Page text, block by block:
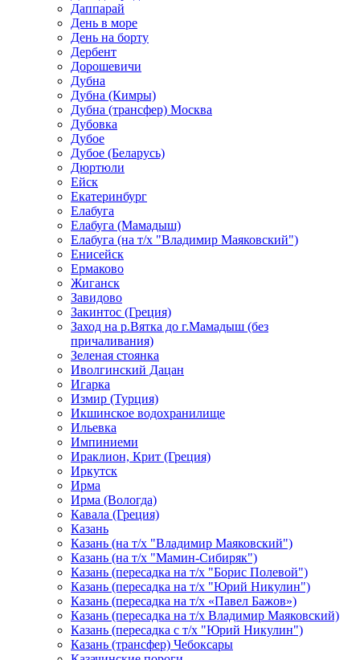
Даппарай
День в море
День на борту
Дербент
Дорошевичи
Дубна
Дубна (Кимры)
Дубна (трансфер) Москва
Дубовка
Дубое
Дубое (Беларусь)
Дюртюли
Ейск
Екатеринбург
Елабуга
Елабуга (Мамадыш)
Елабуга (на т/х "Владимир Маяковский")
Енисейск
Ермаково
Жиганск
Завидово
Закинтос (Греция)
Заход на р.Вятка до г.Мамадыш (без
причаливания)
Зеленая стоянка
Иволгинский Дацан
Игарка
Измир (Турция)
Икшинское водохранилище
Ильевка
Импиниеми
Ираклион, Крит (Греция)
Иркутск
Ирма
Ирма (Вологда)
Кавала (Греция)
Казань
Казань (на т/х "Владимир Маяковский")
Казань (на т/х "Мамин-Сибиряк")
Казань (пересадка на т/х "Борис Полевой")
Казань (пересадка на т/х "Юрий Никулин")
Казань (пересадка на т/х «Павел Бажов»)
Казань (пересадка на т/х Владимир Маяковский)
Казань (пересадка с т/х "Юрий Никулин")
Казань (трансфер) Чебоксары